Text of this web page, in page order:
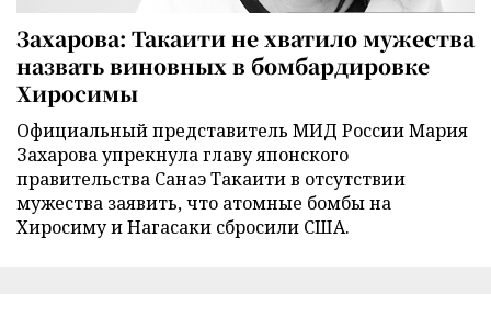
Захарова: Такаити не хватило мужества
назвать виновных в бомбардировке
Хиросимы
Официальный представитель МИД России Мария
Захарова упрекнула главу японского
правительства Санаэ Такаити в отсутствии
мужества заявить, что атомные бомбы на
Хиросиму и Нагасаки сбросили США.